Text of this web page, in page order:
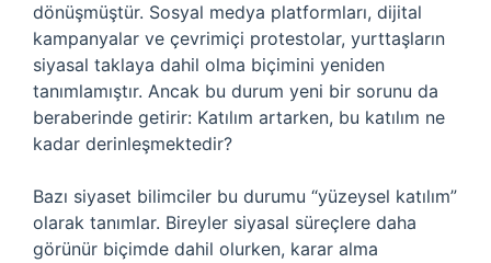
dönüşmüştür. Sosyal medya platformları, dijital
kampanyalar ve çevrimiçi protestolar, yurttaşların
siyasal taklaya dahil olma biçimini yeniden
tanımlamıştır. Ancak bu durum yeni bir sorunu da
beraberinde getirir: Katılım artarken, bu katılım ne
kadar derinleşmektedir?
Bazı siyaset bilimciler bu durumu “yüzeysel katılım”
olarak tanımlar. Bireyler siyasal süreçlere daha
görünür biçimde dahil olurken, karar alma